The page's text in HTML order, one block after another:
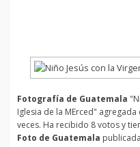
Fotografía de Guatemala
Iglesia de la MErced"
veces. Ha recibido 8 votos y
Foto de Guatemala